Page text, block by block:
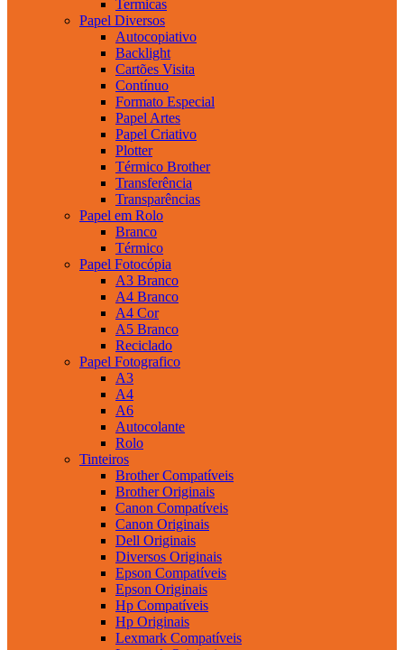
Termicas
Papel Diversos
Autocopiativo
Backlight
Cartões Visita
Contínuo
Formato Especial
Papel Artes
Papel Criativo
Plotter
Térmico Brother
Transferência
Transparências
Papel em Rolo
Branco
Térmico
Papel Fotocópia
A3 Branco
A4 Branco
A4 Cor
A5 Branco
Reciclado
Papel Fotografico
A3
A4
A6
Autocolante
Rolo
Tinteiros
Brother Compatíveis
Brother Originais
Canon Compatíveis
Canon Originais
Dell Originais
Diversos Originais
Epson Compatíveis
Epson Originais
Hp Compatíveis
Hp Originais
Lexmark Compatíveis